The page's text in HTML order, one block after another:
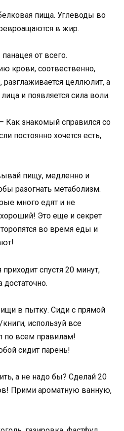
пища. Углеводы во
в жир.
от всего.
крови, соотвественно,
разглаживается целлюлит, а
и появляется сила воли.
Как знакомый справился со
постоянно хочется есть,
пищу, медленно и
разогнать метаболизм.
много едят и не
Это еще и секрет
во время еды и
спустя 20 минут,
достаточно.
в пытку. Сиди с прямой
используй все
по всем правилам!
сидит парень!
а не надо бы? Сделай 20
Прими ароматную ванную,